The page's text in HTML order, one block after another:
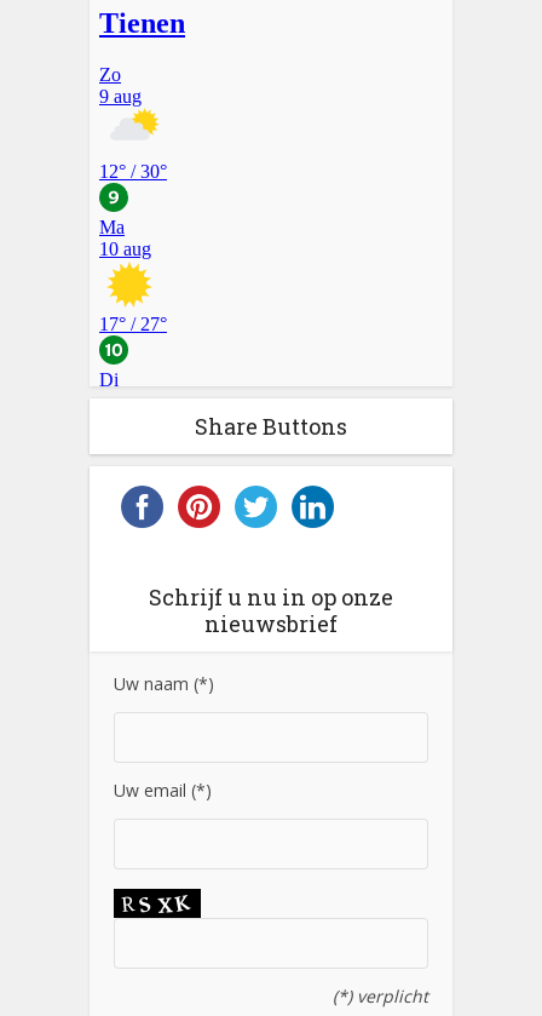
Share Buttons
Schrijf u nu in op onze
nieuwsbrief
Uw naam (*)
Uw email (*)
(*) verplicht